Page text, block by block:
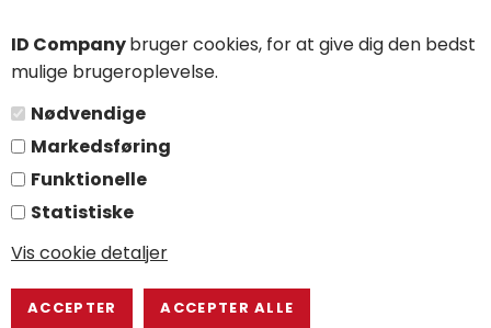
ID Companybruger cookies, for at give dig den bedst
mulige brugeroplevelse.
Nødvendige
Markedsføring
Funktionelle
Statistiske
Vis cookie detaljer
Find vej
Salgs- og leveringsbetingelser
Persondatapolitik
Følg os
YouTube